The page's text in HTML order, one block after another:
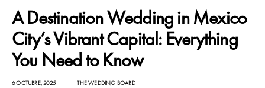
A Destination Wedding in Mexico
City’s Vibrant Capital: Everything
You Need to Know
6 OCTUBRE, 2025 THE WEDDING BOARD